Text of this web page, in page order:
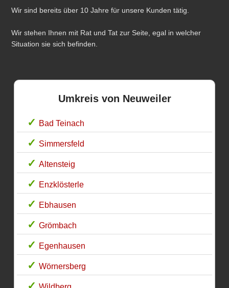
Wir sind bereits über 10 Jahre für unsere Kunden tätig.
Wir stehen Ihnen mit Rat und Tat zur Seite, egal in welcher
Situation sie sich befinden.
Umkreis von Neuweiler
Bad Teinach
Simmersfeld
Altensteig
Enzklösterle
Ebhausen
Grömbach
Egenhausen
Wörnersberg